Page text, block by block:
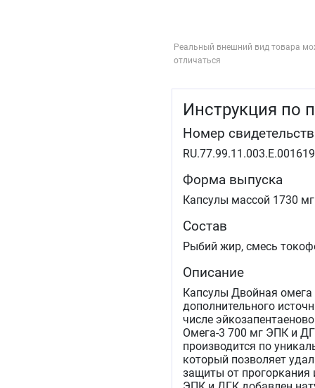
Реальный внешний вид товара
отличаться
Инструкция по
Номер
Форма выпуска
Капсулы массой 1730
Состав
Рыбий жир, смесь
Описание
Капсулы Двойная
дополнительного
числе
Омега-3 700 мг ЭПК и
производится по
который позволяет
защиты от